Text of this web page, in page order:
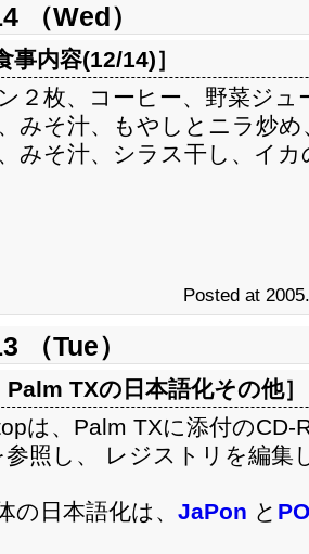
（Wed）
事内容(12/14)］
２枚、コーヒー、野菜ジュ
みそ汁、もやしとニラ炒め
みそ汁、シラス干し、イ
Posted at
（Tue）
Palm TXの日本語化その他］
は、Palm TXに添付の
参照し、 レジストリを編集
の日本語化は、 JaPon と